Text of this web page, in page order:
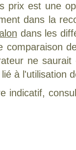
prix est une
dans la
dans les
comparaison
ne
à l'utilisation
indicatif,